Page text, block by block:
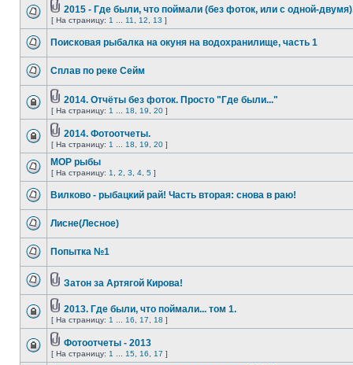
2015 - Где были, что поймали (без фоток, или с одной-
[ На страницу: 1 11 12 13 ]
Поисковая рыбалка на окуня на водохранилище, часть 1
Сплав по реке Сейм
2014. Отчёты без фоток. Просто "Где были..."
[ На страницу: 1 18 19 20 ]
2014. Фотоотчеты.
[ На страницу: 1 18 19 20 ]
МОР рыбы
[ На страницу: 1 2 3 4 5 ]
Вилково - рыбацкий рай! Часть вторая: снова в раю!
Лисне(Лесное)
Попытка №1
Затон за Артягой Кирова!
2013. Где были, что поймали... том 1.
[ На страницу: 1 16 17 18 ]
Фотоотчеты - 2013
[ На страницу: 1 15 16 17 ]